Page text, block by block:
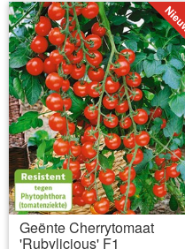
Geënte Cherrytomaat
'Rubylicious' F1